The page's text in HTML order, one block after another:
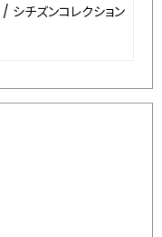
/ シチズンコレクション